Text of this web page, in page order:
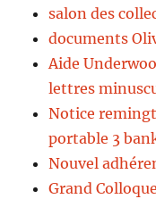
salon des
documents
Aide
lettres
Notice
portable 3
Nouvel
Grand